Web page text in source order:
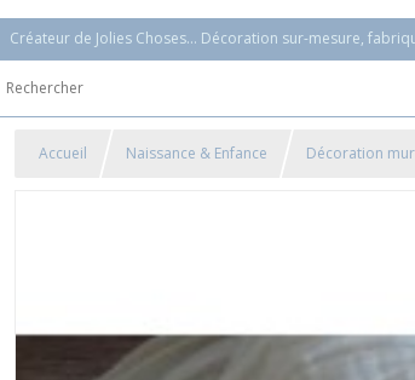
Créateur de Jolies Choses... Décoration sur-mesure,
Accueil Naissance & Enfance Décoration